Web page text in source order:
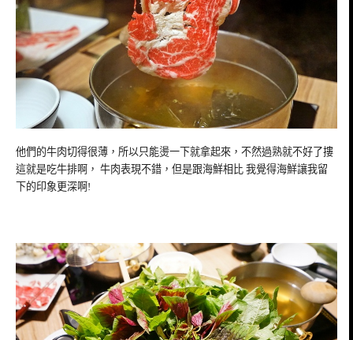
他們的牛肉切得很薄，所以只能燙一下就拿起來，不然過熟就不好了摟
這就是吃牛排啊， 牛肉表現不錯，但是跟海鮮相比 我覺得海鮮讓我留
下的印象更深啊!